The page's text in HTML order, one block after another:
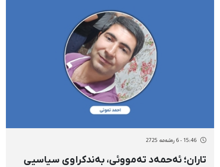
15:46 - 6 رەشەمه 2725
تاران؛ ئەحمەد تەمووئی، بەندکراوی سیاسیی